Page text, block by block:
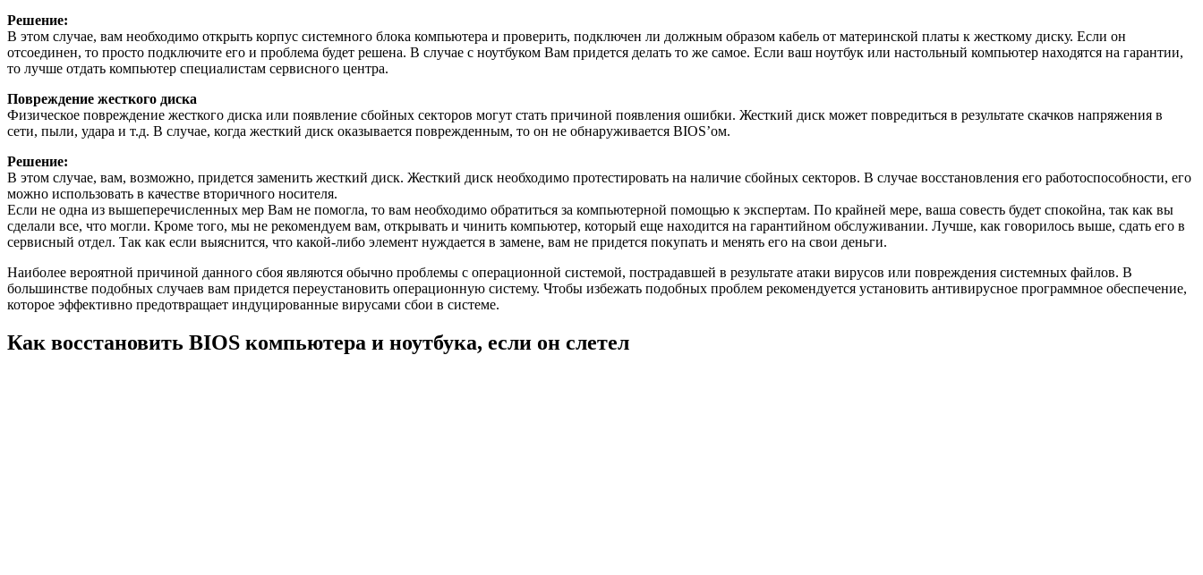
Решение:
В этом случае, вам необходимо открыть корпус системного блока компьютера и проверить, подключен ли должным образом кабель от материнской платы к жесткому диску. Если он
отсоединен, то просто подключите его и проблема будет решена. В случае с ноутбуком Вам придется делать то же самое. Если ваш ноутбук или настольный компьютер находятся на гарантии,
то лучше отдать компьютер специалистам сервисного центра.
Повреждение жесткого диска
Физическое повреждение жесткого диска или появление сбойных секторов могут стать причиной появления ошибки. Жесткий диск может повредиться в результате скачков напряжения в
сети, пыли, удара и т.д. В случае, когда жесткий диск оказывается поврежденным, то он не обнаруживается BIOS’ом.
Решение:
В этом случае, вам, возможно, придется заменить жесткий диск. Жесткий диск необходимо протестировать на наличие сбойных секторов. В случае восстановления его работоспособности, его
можно использовать в качестве вторичного носителя.
Если не одна из вышеперечисленных мер Вам не помогла, то вам необходимо обратиться за компьютерной помощью к экспертам. По крайней мере, ваша совесть будет спокойна, так как вы
сделали все, что могли. Кроме того, мы не рекомендуем вам, открывать и чинить компьютер, который еще находится на гарантийном обслуживании. Лучше, как говорилось выше, сдать его в
сервисный отдел. Так как если выяснится, что какой-либо элемент нуждается в замене, вам не придется покупать и менять его на свои деньги.
Наиболее вероятной причиной данного сбоя являются обычно проблемы с операционной системой, пострадавшей в результате атаки вирусов или повреждения системных файлов. В
большинстве подобных случаев вам придется переустановить операционную систему. Чтобы избежать подобных проблем рекомендуется установить антивирусное программное обеспечение,
которое эффективно предотвращает индуцированные вирусами сбои в системе.
Как восстановить BIOS компьютера и ноутбука, если он слетел